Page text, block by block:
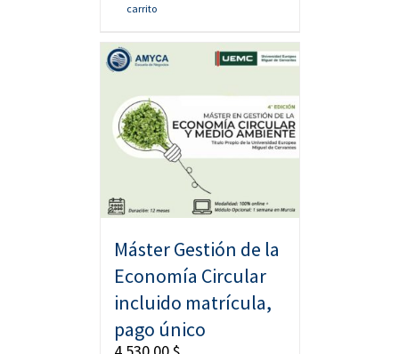
carrito
Máster Gestión de la
Economía Circular
incluido matrícula,
pago único